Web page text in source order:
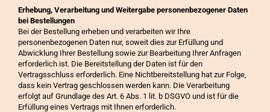
Erhebung, Verarbeitung und Weitergabe personenbezogener Daten
bei Bestellungen
Bei der Bestellung erheben und verarbeiten wir Ihre
personenbezogenen Daten nur, soweit dies zur Erfüllung und
Abwicklung Ihrer Bestellung sowie zur Bearbeitung Ihrer Anfragen
erforderlich ist. Die Bereitstellung der Daten ist für den
Vertragsschluss erforderlich. Eine Nichtbereitstellung hat zur Folge,
dass kein Vertrag geschlossen werden kann. Die Verarbeitung
erfolgt auf Grundlage des Art. 6 Abs. 1 lit. b DSGVO und ist für die
Erfüllung eines Vertrags mit Ihnen erforderlich.